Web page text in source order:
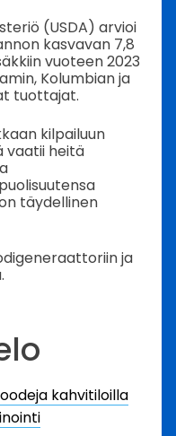
(USDA) arvioi
kasvavan 7,8
vuoteen 2023
Kolumbian ja
tuottajat.
kilpailuun
vaatii heitä
täydellinen
ja
kahvitiloilla